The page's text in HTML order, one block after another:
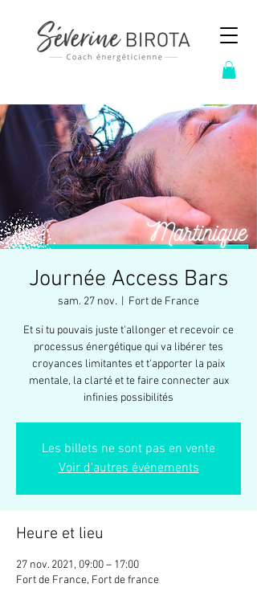
Journée Access Bars
sam. 27 nov. Fort de France
Et si tu pouvais juste t'allonger et recevoir ce
processus énergétique qui va libérer tes
croyances limitantes et t'apporter la paix
mentale, la clarté et te faire connecter aux
infinies possibilités
Les billets ne sont pas en vente
Voir d'autres événements
Heure et lieu
27 nov. 2021, 09:00 – 17:00
Fort de France, Fort de france